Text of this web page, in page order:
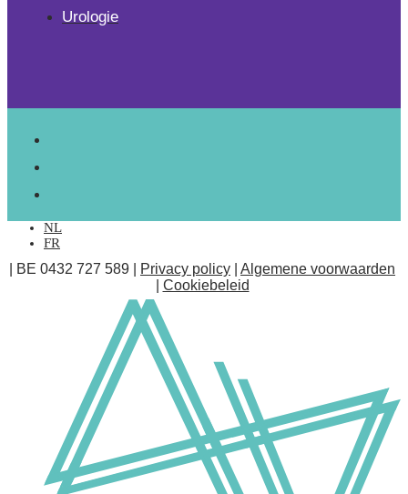
Urologie
NL
FR
| BE 0432 727 589 | Privacy policy
Algemene voorwaarden
Cookiebeleid